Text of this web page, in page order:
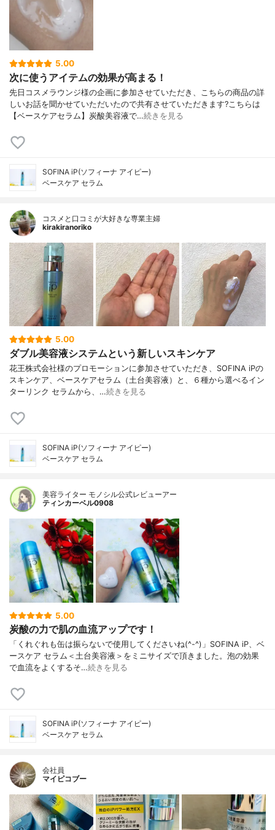
5.00
次に使うアイテムの効果が高まる！
先日コスメラウンジ様の企画に参加させていただき、こちらの商品の詳
しいお話を聞かせていただいたので共有させていただきます?こちらは
【ベースケアセラム】炭酸美容液で…続きを見る
SOFINA iP(ソフィーナ アイピー)
ベースケア セラム
コスメと口コミが大好きな専業主婦
kirakiranoriko
5.00
ダブル美容液システムという新しいスキンケア
花王株式会社様のプロモーションに参加させていただき、SOFINA iPの
スキンケア、ベースケアセラム（土台美容液）と、６種から選べるイン
ターリンク セラムから、…続きを見る
SOFINA iP(ソフィーナ アイピー)
ベースケア セラム
美容ライター モノシル公式レビューアー
ティンカーベル0908
5.00
炭酸の力で肌の血流アップです！
「くれぐれも缶は振らないで使用してくださいね(^-^)」SOFINA iP、ベ
ースケア セラム＜土台美容液＞をミニサイズで頂きました。泡の効果
で血流をよくするそ…続きを見る
SOFINA iP(ソフィーナ アイピー)
ベースケア セラム
会社員
マイピコブー